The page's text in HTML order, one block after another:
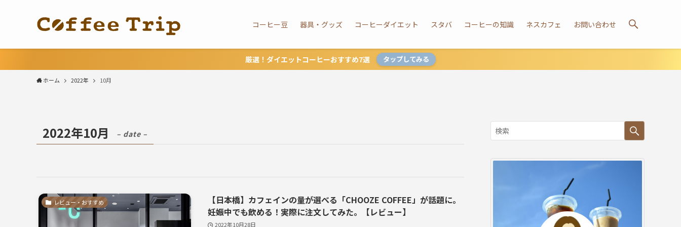
コーヒー豆 器具・グッズ コーヒーダイエット スタバ コーヒーの知識 ネスカフェ お問い合わせ
厳選！ダイエットコーヒーおすすめ7選 タップしてみる
ホーム 2022年 10月
2022年10月 – date –
レビュー・おすすめ
【日本橋】カフェインの量が選べる「CHOOZE COFFEE」が話題に。
妊娠中でも飲める！実際に注文してみた。【レビュー】
2022年10月28日